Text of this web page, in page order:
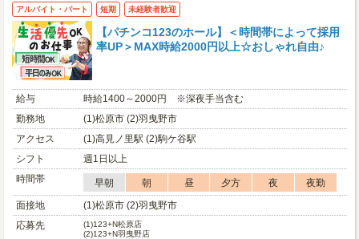
アルバイト・パート 短期 未経験者歓迎
【パチンコ123のホール】＜時間帯によって採用
率UP＞MAX時給2000円以上☆おしゃれ自由♪
給与
時給1400～2000円 ※深夜手当含む
勤務地
(1)松原市 (2)羽曳野市
アクセス
(1)高見ノ里駅 (2)駒ケ谷駅
シフト
週1日以上
時間帯
早朝 朝 昼 夕方 夜
夜勤
面接地
(1)松原市 (2)羽曳野市
応募先
(1)123+N松原店
(2)123+N羽曳野店